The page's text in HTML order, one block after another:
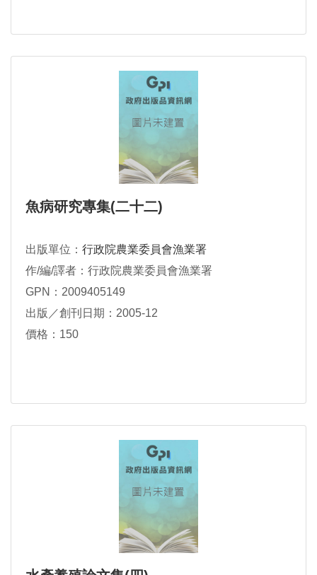
魚病研究專集(二十二)
出版單位： 行政院農業委員會漁業署
作/編/譯者：行政院農業委員會漁業署
GPN：2009405149
出版／創刊日期：2005-12
價格：150